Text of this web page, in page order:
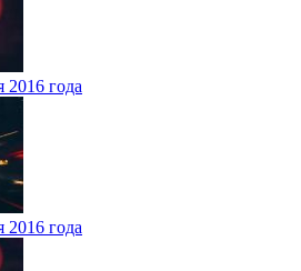
2016 года
2016 года